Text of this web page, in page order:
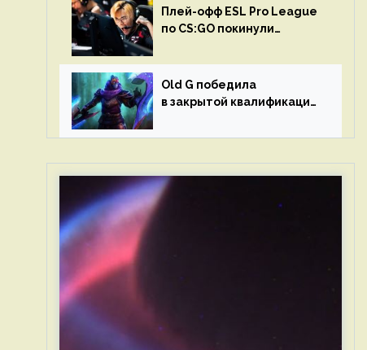
Плей-офф ESL Pro League
по CS:GO покинули
Old G победила
в закрытой квалификации
Западной Европы